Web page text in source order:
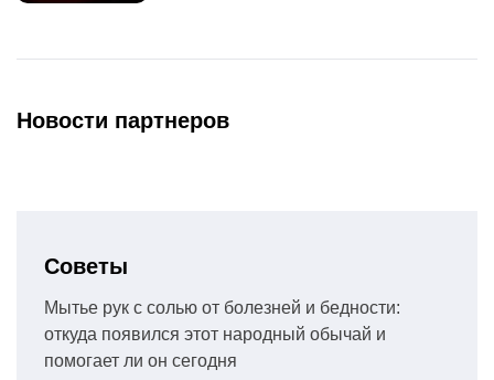
Новости партнеров
Советы
Мытье рук с солью от болезней и бедности:
откуда появился этот народный обычай и
помогает ли он сегодня